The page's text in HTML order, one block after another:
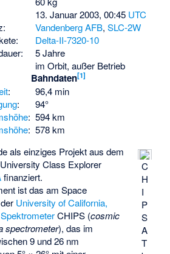
13. Januar 2003, 00:45 UTC
Vandenberg AFB, SLC-2W
Delta-II-7320-10
5 Jahre
im Orbit, außer Betrieb
Bahndaten[1]
:
96,4 min
:
94°
: 594 km
: 578 km
C
H
I
P
S
A
T
als einziges Projekt aus dem
Class Explorer
finanziert.
ist das amSpace
der University of California,
SpektrometerCHIPS (cosmic
spectrometer), das im
9 und 26 nm